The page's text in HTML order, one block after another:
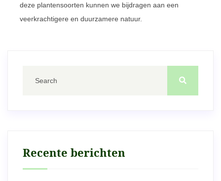
deze plantensoorten kunnen we bijdragen aan een
veerkrachtigere en duurzamere natuur.
Recente berichten